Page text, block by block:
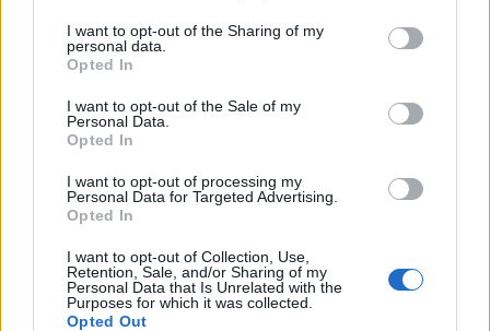
I want to opt-out of the Sharing of my
personal data.
Opted In
I want to opt-out of the Sale of my
Personal Data.
Opted In
I want to opt-out of processing my
Personal Data for Targeted Advertising.
Opted In
I want to opt-out of Collection, Use,
Retention, Sale, and/or Sharing of my
Personal Data that Is Unrelated with the
Purposes for which it was collected.
Opted Out